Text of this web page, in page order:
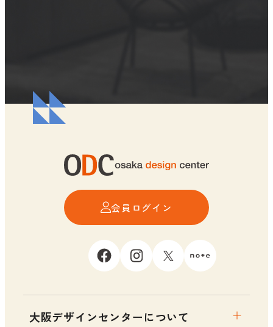
会員ログイン
大阪デザインセンターについて